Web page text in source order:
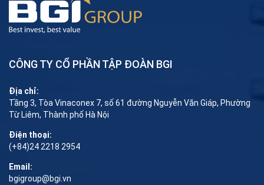
CÔNG TY CỔ PHẦN TẬP ĐOÀN BGI
Địa chỉ:
Tầng 3, Tòa Vinaconex 7, số 61 đường Nguyễn Văn Giáp, Phường
Từ Liêm, Thành phố Hà Nội
Điện thoại:
(+84)24 2218 2954
Email:
bgigroup@bgi.vn